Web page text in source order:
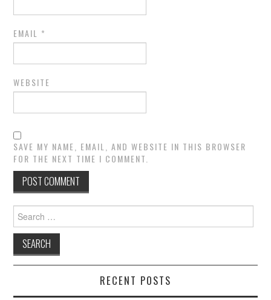
EMAIL *
WEBSITE
SAVE MY NAME, EMAIL, AND WEBSITE IN THIS BROWSER
FOR THE NEXT TIME I COMMENT.
for:
RECENT POSTS